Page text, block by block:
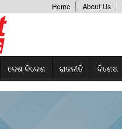
Home About Us
ଦେଶ ବିଦେଶ ରାଜନୀତି ବିଶେଷ